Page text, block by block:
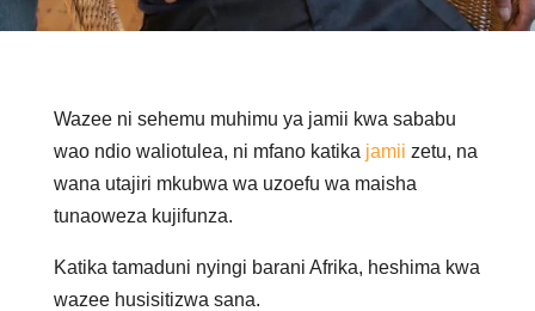
Wazee ni sehemu muhimu ya jamii kwa sababu
wao ndio waliotulea, ni mfano katika jamii zetu, na
wana utajiri mkubwa wa uzoefu wa maisha
tunaoweza kujifunza.
Katika tamaduni nyingi barani Afrika, heshima kwa
wazee husisitizwa sana.